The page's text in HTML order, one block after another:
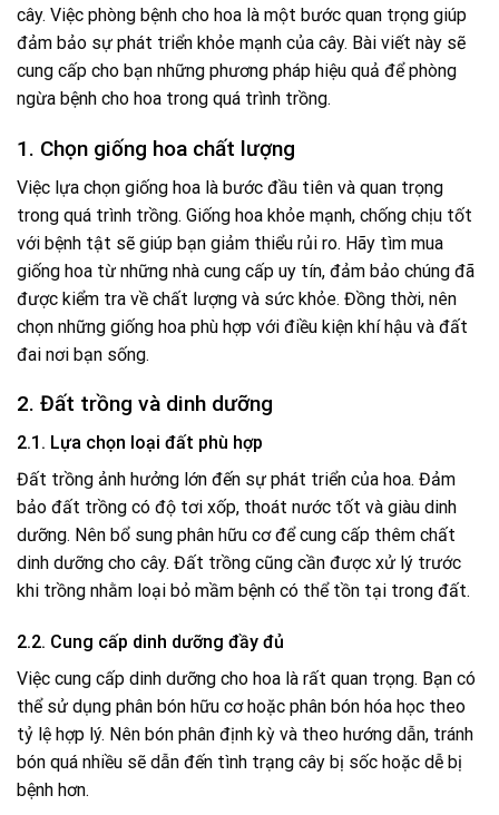
cây. Việc phòng bệnh cho hoa là một bước quan trọng giúp
đảm bảo sự phát triển khỏe mạnh của cây. Bài viết này sẽ
cung cấp cho bạn những phương pháp hiệu quả để phòng
ngừa bệnh cho hoa trong quá trình trồng.
1. Chọn giống hoa chất lượng
Việc lựa chọn giống hoa là bước đầu tiên và quan trọng
trong quá trình trồng. Giống hoa khỏe mạnh, chống chịu tốt
với bệnh tật sẽ giúp bạn giảm thiểu rủi ro. Hãy tìm mua
giống hoa từ những nhà cung cấp uy tín, đảm bảo chúng đã
được kiểm tra về chất lượng và sức khỏe. Đồng thời, nên
chọn những giống hoa phù hợp với điều kiện khí hậu và đất
đai nơi bạn sống.
2. Đất trồng và dinh dưỡng
2.1. Lựa chọn loại đất phù hợp
Đất trồng ảnh hưởng lớn đến sự phát triển của hoa. Đảm
bảo đất trồng có độ tơi xốp, thoát nước tốt và giàu dinh
dưỡng. Nên bổ sung phân hữu cơ để cung cấp thêm chất
dinh dưỡng cho cây. Đất trồng cũng cần được xử lý trước
khi trồng nhằm loại bỏ mầm bệnh có thể tồn tại trong đất.
2.2. Cung cấp dinh dưỡng đầy đủ
Việc cung cấp dinh dưỡng cho hoa là rất quan trọng. Bạn có
thể sử dụng phân bón hữu cơ hoặc phân bón hóa học theo
tỷ lệ hợp lý. Nên bón phân định kỳ và theo hướng dẫn, tránh
bón quá nhiều sẽ dẫn đến tình trạng cây bị sốc hoặc dễ bị
bệnh hơn.